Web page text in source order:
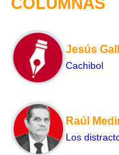
Jesús
Cachibol
Raúl
Los